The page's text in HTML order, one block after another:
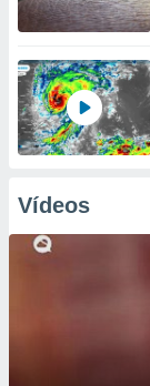
Vídeos